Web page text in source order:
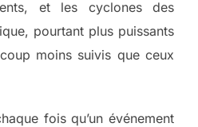
et les cyclones des
pourtant plus puissants
moins suivis que ceux
fois qu’un événement